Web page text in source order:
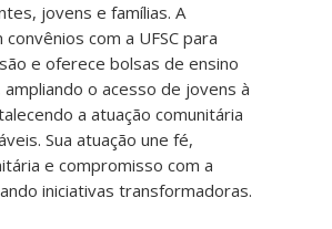
jovens e famílias. A
com a UFSC para
e oferece bolsas de ensino
o acesso de jovens à
a atuação comunitária
Sua atuação une fé,
e compromisso com a
iniciativas transformadoras.